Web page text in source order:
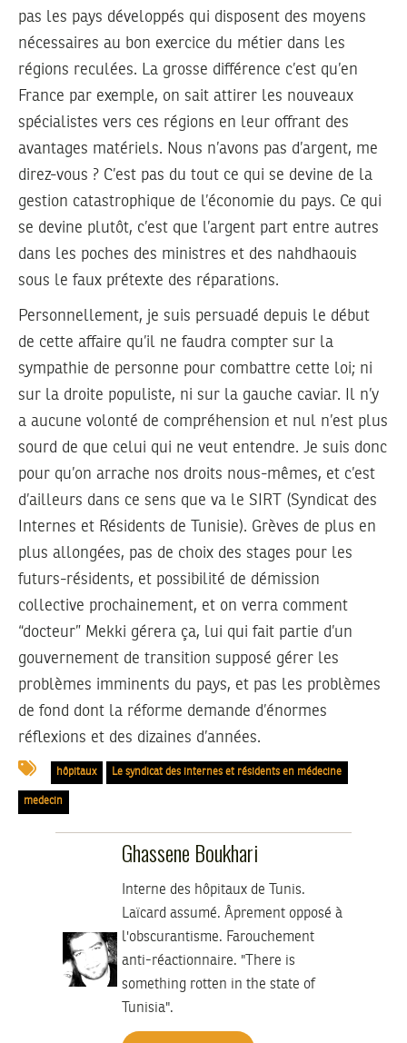
pas les pays développés qui disposent des moyens
nécessaires au bon exercice du métier dans les
régions reculées. La grosse différence c’est qu’en
France par exemple, on sait attirer les nouveaux
spécialistes vers ces régions en leur offrant des
avantages matériels. Nous n’avons pas d’argent, me
direz-vous ? C’est pas du tout ce qui se devine de la
gestion catastrophique de l’économie du pays. Ce qui
se devine plutôt, c’est que l’argent part entre autres
dans les poches des ministres et des nahdhaouis
sous le faux prétexte des réparations.
Personnellement, je suis persuadé depuis le début
de cette affaire qu’il ne faudra compter sur la
sympathie de personne pour combattre cette loi; ni
sur la droite populiste, ni sur la gauche caviar. Il n’y
a aucune volonté de compréhension et nul n’est plus
sourd de que celui qui ne veut entendre. Je suis donc
pour qu’on arrache nos droits nous-mêmes, et c’est
d’ailleurs dans ce sens que va le SIRT (Syndicat des
Internes et Résidents de Tunisie). Grèves de plus en
plus allongées, pas de choix des stages pour les
futurs-résidents, et possibilité de démission
collective prochainement, et on verra comment
“docteur” Mekki gérera ça, lui qui fait partie d’un
gouvernement de transition supposé gérer les
problèmes imminents du pays, et pas les problèmes
de fond dont la réforme demande d’énormes
réflexions et des dizaines d’années.
hôpitaux Le syndicat des internes et résidents en médecine
medecin
Ghassene Boukhari
Interne des hôpitaux de Tunis.
Laïcard assumé. Âprement opposé à
l'obscurantisme. Farouchement
anti-réactionnaire. "There is
something rotten in the state of
Tunisia".